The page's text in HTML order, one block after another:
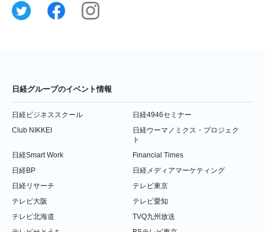
日経グループのイベント情報
日経ビジネススクール
日経4946セミナー
Club NIKKEI
日経ウーマノミクス・プロジェク
ト
日経Smart Work
Financial Times
日経BP
日経メディアマーケティング
日経リサーチ
テレビ東京
テレビ大阪
テレビ愛知
テレビ北海道
TVQ九州放送